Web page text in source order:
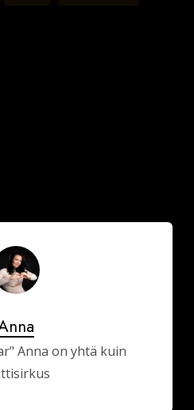
Anna on yhtä kuin